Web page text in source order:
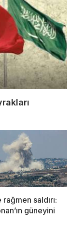
saldırı:
güneyini